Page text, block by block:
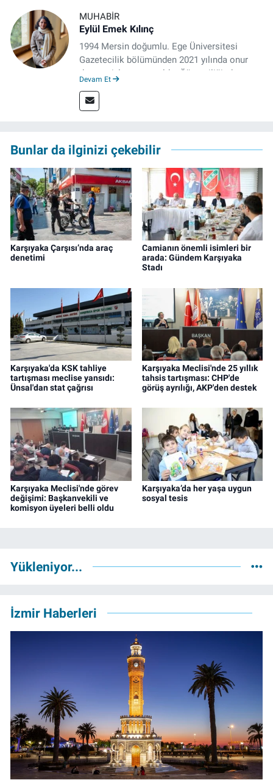
MUHABIR
Eylül Emek Kılınç
1994 Mersin doğumlu. Ege Üniversitesi
Gazetecilik bölümünden 2021 yılında onur
derecesiyle mezun oldu. Öğrenciliğinde
deneyimin dışında kapatılana kadar Artı TV
ve TELE1 TV Ankara bürolarında editör ve
Devam Et
Bunlar da ilginizi çekebilir
Karşıyaka Çarşısı’nda araç
denetimi
Camianın önemli isimleri bir
arada: Gündem Karşıyaka
Stadı
Karşıyaka'da KSK tahliye
tartışması meclise yansıdı:
Ünsal'dan stat çağrısı
Karşıyaka Meclisi'nde 25 yıllık
tahsis tartışması: CHP'de
görüş ayrılığı, AKP'den destek
Karşıyaka Meclisi'nde görev
değişimi: Başkanvekili ve
komisyon üyeleri belli oldu
Karşıyaka’da her yaşa uygun
sosyal tesis
Yükleniyor...
İzmir Haberleri